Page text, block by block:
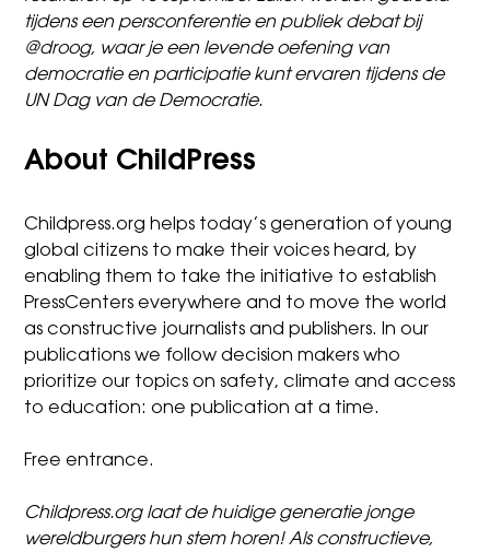
tijdens een persconferentie en publiek debat bij
@droog, waar je een levende oefening van
democratie en participatie kunt ervaren tijdens de
UN Dag van de Democratie.
About ChildPress
Childpress.org helps today’s generation of young
global citizens to make their voices heard, by
enabling them to take the initiative to establish
PressCenters everywhere and to move the world
as constructive journalists and publishers. In our
publications we follow decision makers who
prioritize our topics on safety, climate and access
to education: one publication at a time.
Free entrance.
Childpress.org laat de huidige generatie jonge
wereldburgers hun stem horen! Als constructieve,